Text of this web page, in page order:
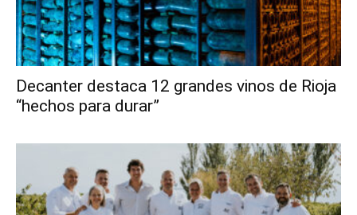
Decanter destaca 12 grandes vinos de Rioja
“hechos para durar”